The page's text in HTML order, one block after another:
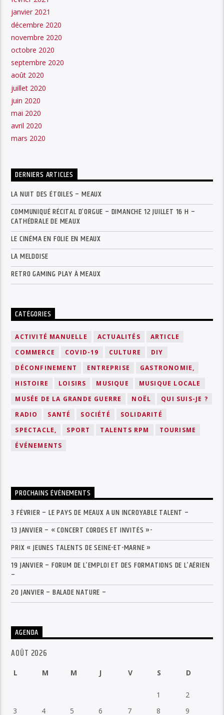
janvier 2021
décembre 2020
novembre 2020
octobre 2020
septembre 2020
août 2020
juillet 2020
juin 2020
mai 2020
avril 2020
mars 2020
DERNIERS ARTICLES
LA NUIT DES ÉTOILES – MEAUX
COMMUNIQUÉ RÉCITAL D’ORGUE – DIMANCHE 12 JUILLET 16 H –
CATHÉDRALE DE MEAUX
LE CINÉMA EN FOLIE EN MEAUX
LA MELDOISE
RETRO GAMING PLAY À MEAUX
CATÉGORIES
ACTIVITÉ MANUELLE ACTUALITÉS
ARTICLE
COMMERCE
COVID-19 CULTURE
DIY
DÉCONFINEMENT
ENTREPRISE
GASTRONOMIE,
HISTOIRE
LOISIRS MUSIQUE
MUSIQUE LOCALE
MUSÉE DE LA GRANDE GUERRE
NOËL
QUI SUIS-JE ?
RADIO
SANTÉ SOCIÉTÉ
SOLIDARITÉ
SPECTACLE,
SPORT TALENTS RPM
TOURISME
ÉVÉNEMENTS
PROCHAINS ÉVÉNEMENTS
3 FÉVRIER – LE PAYS DE MEAUX A UN INCROYABLE TALENT –
13 JANVIER – « CONCERT CORDES ET INVITÉS »-
PRIX « JEUNES TALENTS DE SEINE-ET-MARNE »
19 JANVIER – FORUM DE L’EMPLOI ET DES FORMATIONS DE L’AÉRIEN
–
20 JANVIER – BALADE NATURE –
AGENDA
AOÛT 2026
L M M J V S D
1
2
3
4 5 6 7 8
9